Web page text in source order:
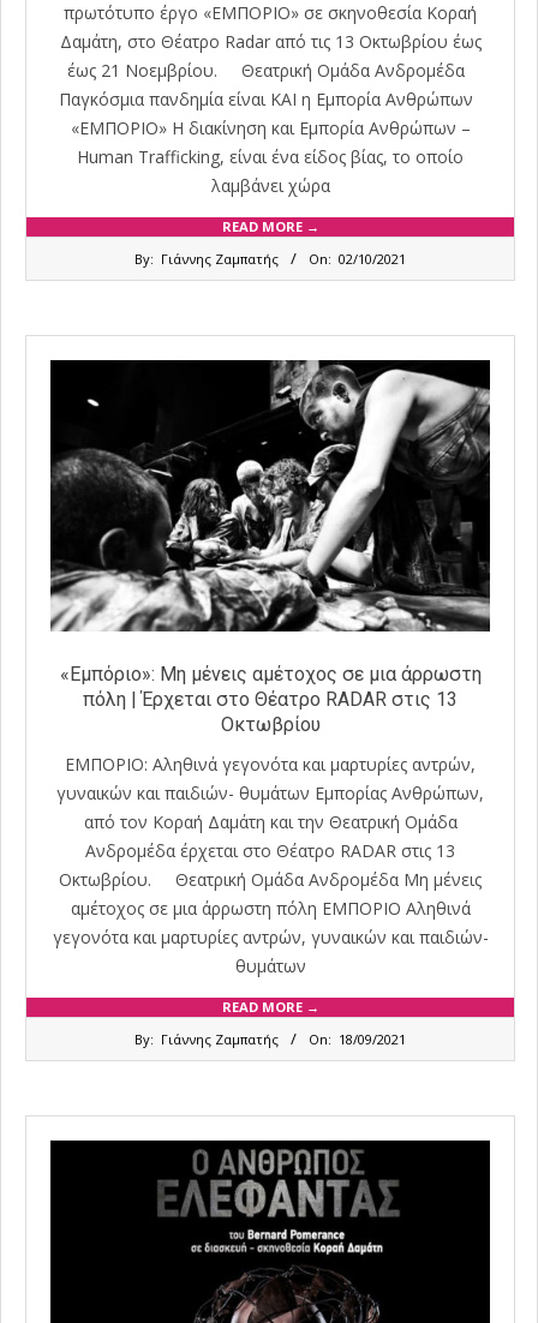
πρωτότυπο έργο «ΕΜΠΟΡΙΟ» σε σκηνοθεσία Κοραή
Δαμάτη, στο Θέατρο Radar από τις 13 Οκτωβρίου έως
έως 21 Νοεμβρίου. Θεατρική Oμάδα Ανδρομέδα
Παγκόσμια πανδημία είναι ΚΑΙ η Εμπορία Ανθρώπων
«ΕΜΠΟΡΙΟ» Η διακίνηση και Εμπορία Ανθρώπων –
Human Trafficking, είναι ένα είδος βίας, το οποίο
λαμβάνει χώρα
READ MORE →
By: Γιάννης Ζαμπατής On: 02/10/2021
«Εμπόριο»: Μη μένεις αμέτοχος σε μια άρρωστη
πόλη | Έρχεται στο Θέατρο RADAR στις 13
Οκτωβρίου
ΕΜΠΟΡΙΟ: Αληθινά γεγονότα και μαρτυρίες αντρών,
γυναικών και παιδιών- θυμάτων Εμπορίας Ανθρώπων,
από τον Κοραή Δαμάτη και την Θεατρική Oμάδα
Ανδρομέδα έρχεται στο Θέατρο RADAR στις 13
Οκτωβρίου. Θεατρική Oμάδα Ανδρομέδα Μη μένεις
αμέτοχος σε μια άρρωστη πόλη ΕΜΠΟΡΙΟ Αληθινά
γεγονότα και μαρτυρίες αντρών, γυναικών και παιδιών-
θυμάτων
READ MORE →
By: Γιάννης Ζαμπατής On: 18/09/2021